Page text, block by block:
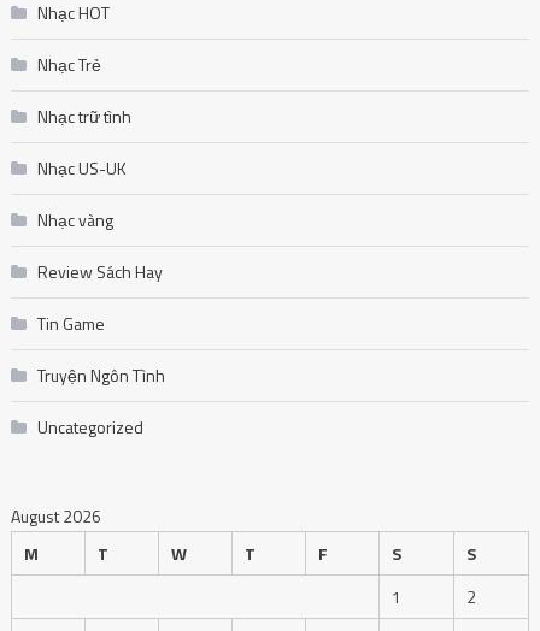
Nhạc HOT
Nhạc Trẻ
Nhạc trữ tình
Nhạc US-UK
Nhạc vàng
Review Sách Hay
Tin Game
Truyện Ngôn Tình
Uncategorized
August 2026
M
T W T F S
S
1
2